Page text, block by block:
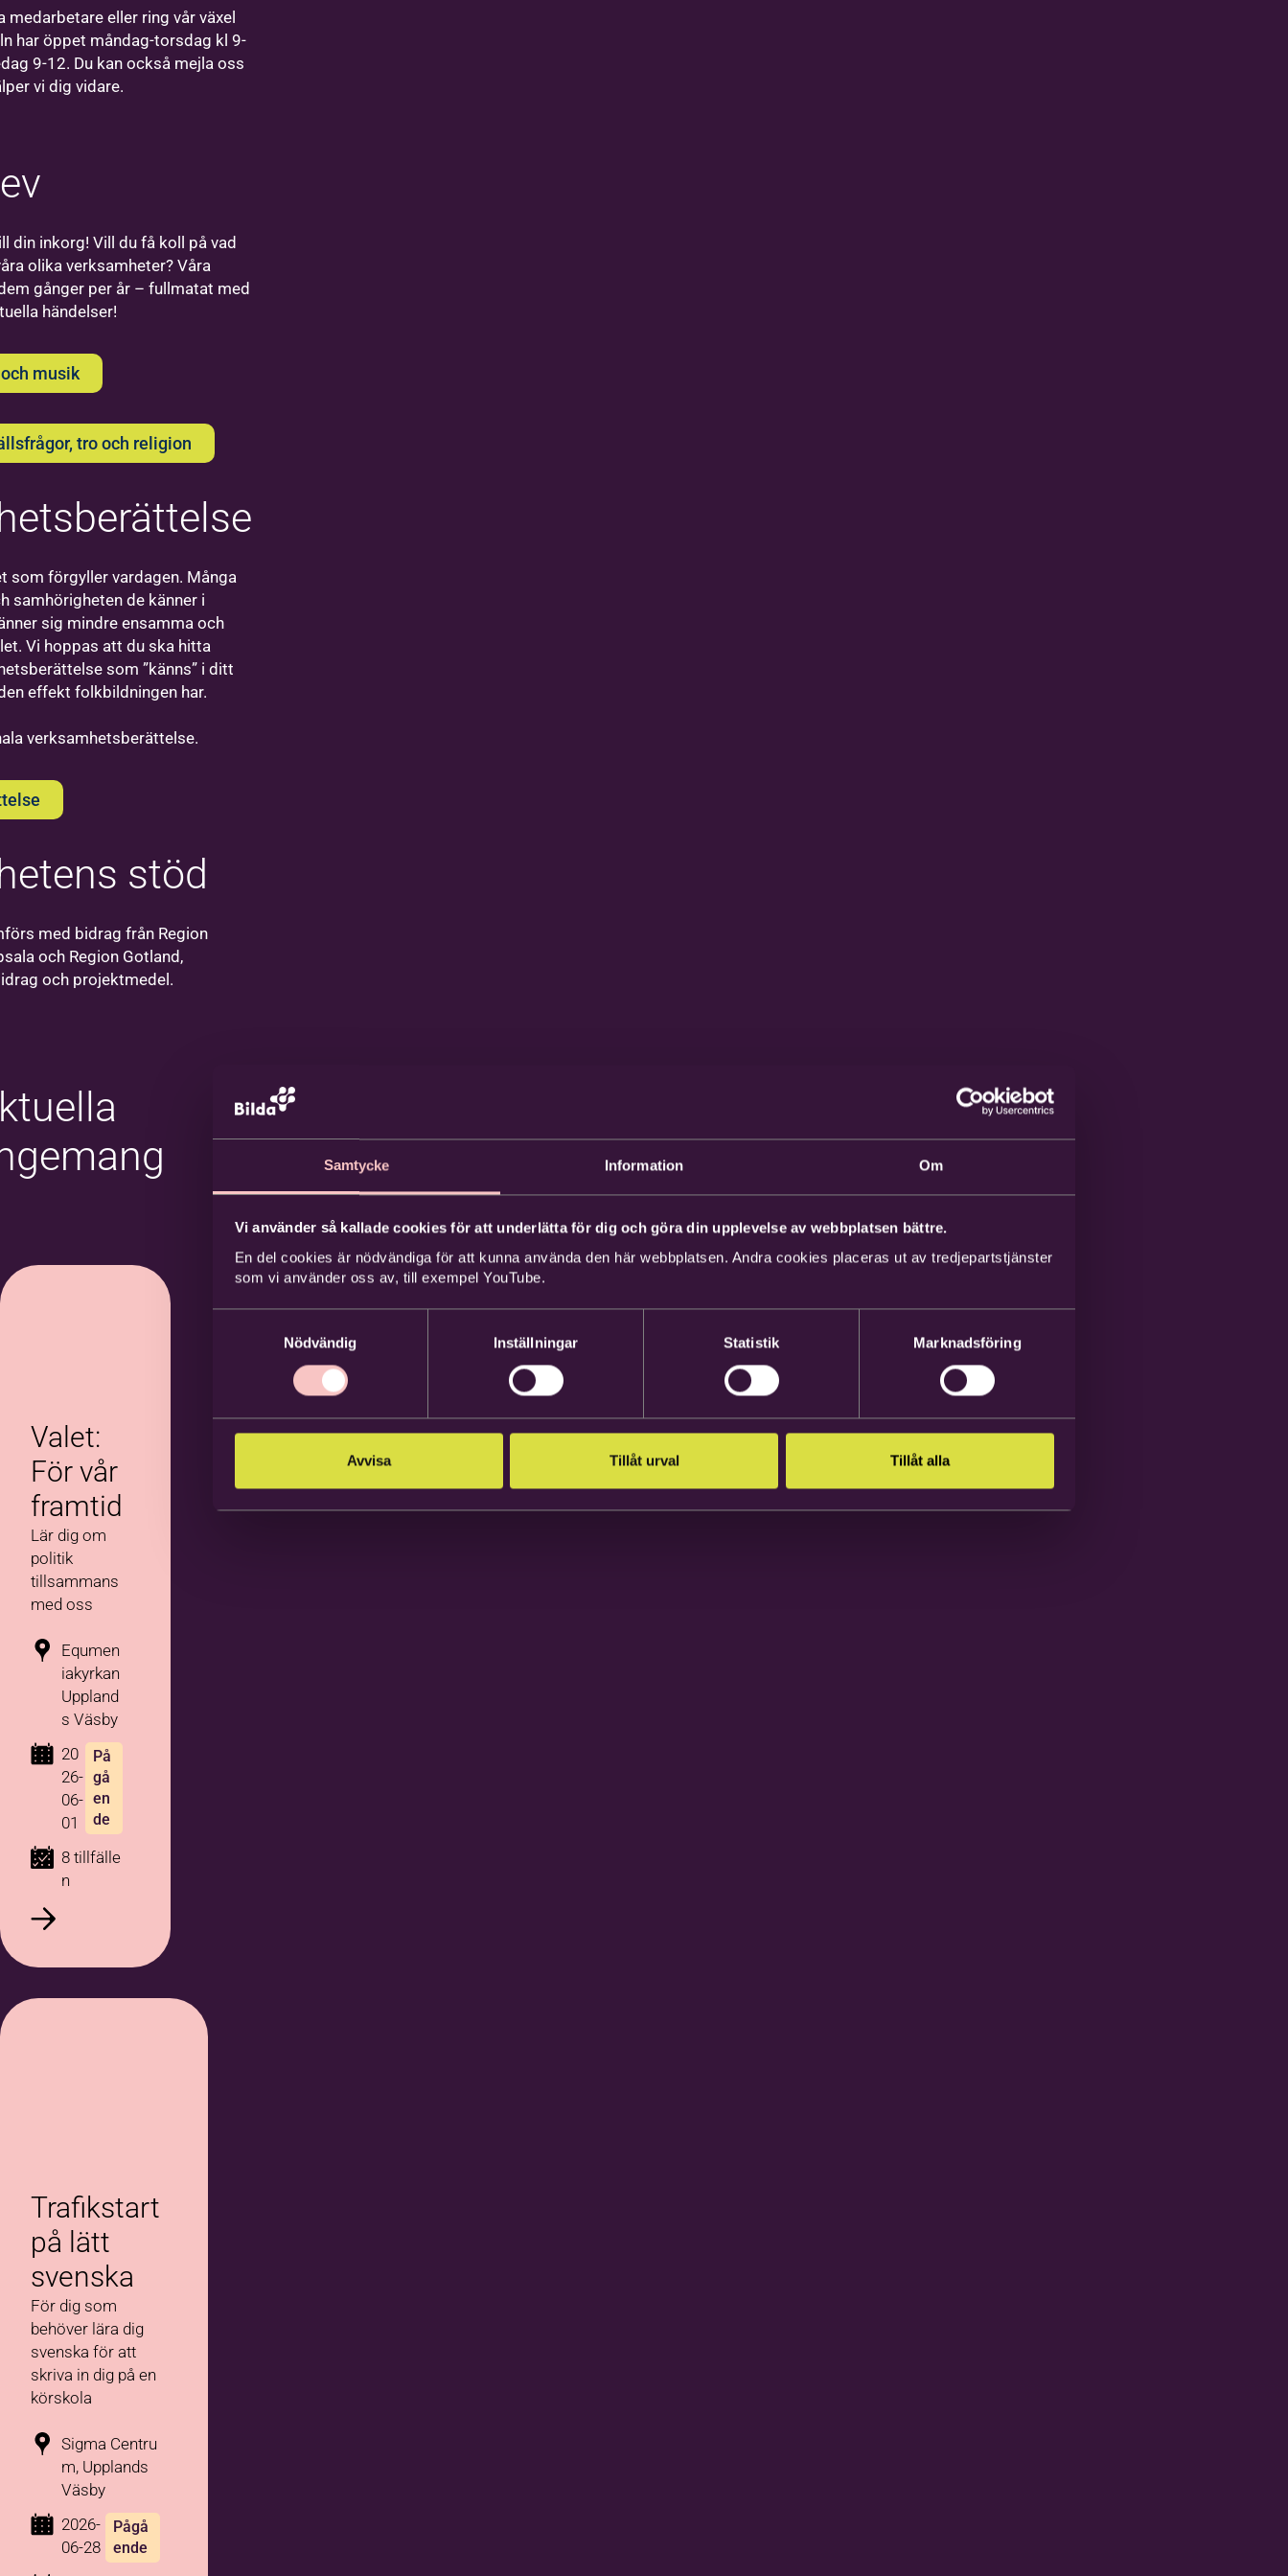
Samtycke Information Om
Vi använder så kallade cookies för att underlätta för dig och göra din upplevelse av webbplatsen bättre.
En del cookies är nödvändiga för att kunna använda den här webbplatsen. Andra cookies placeras ut av tredjepartstjänster
som vi använder oss av, till exempel YouTube.
Nödvändig
Inställningar Statistik Marknadsföring
Avvisa Tillåt urval Tillåt alla
Stockholm finns
vårt regionkontor
för Bilda Öst.
Bilda
Uppsala
Välkommen
till oss på
Uppsala!
Bilda
Visby
Välkommen
till oss på
Bilda i
Visby!
Södertälje
oss på Bildas
kontor i
Södertälje!
medarbetare eller ring vår växel
har öppet måndag-torsdag kl 9-
9-12. Du kan också mejla oss
vi dig vidare.
din inkorg! Vill du få koll på vad
olika verksamheter? Våra
gånger per år – fullmatat med
händelser!
musik
tro och religion
som förgyller vardagen. Många
samhörigheten de känner i
sig mindre ensamma och
Vi hoppas att du ska hitta
som ”känns” i ditt
effekt folkbildningen har.
verksamhetsberättelse.
stöd
med bidrag från Region
och Region Gotland,
och projektmedel.
Valet:
För vår
framtid
Lär dig om
politik
tillsammans
med oss
Equmen
iakyrkan
Uppland
s Väsby
20
26-
06-
01
På
gå
en
de
8 tillfälle
n
Trafikstart
på lätt
svenska
För dig som
behöver lära dig
svenska för att
skriva in dig på en
körskola
Sigma Centru
m, Upplands
Väsby
2026-
06-28
Pågå
ende